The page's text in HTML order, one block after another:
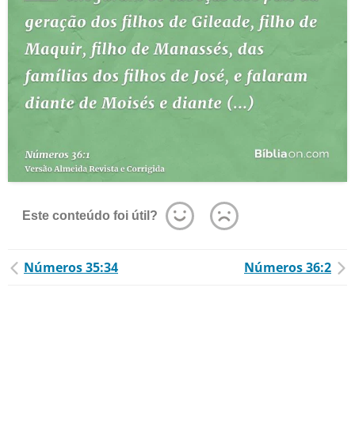
Este conteúdo foi útil?
Números 35:34 Números 36:2